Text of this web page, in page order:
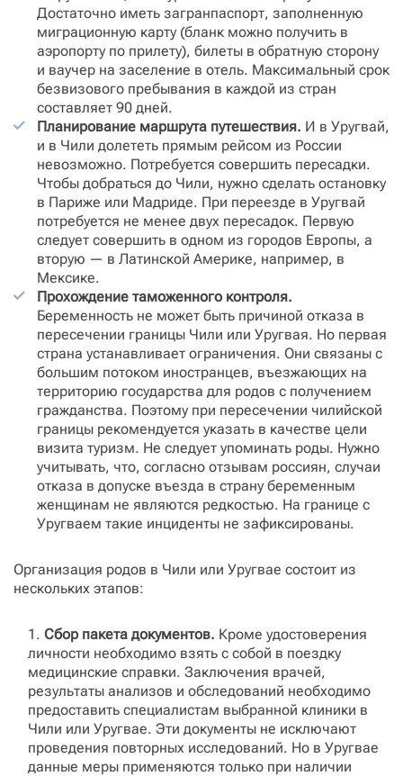
Достаточно иметь загранпаспорт, заполненную
миграционную карту (бланк можно получить в
аэропорту по прилету), билеты в обратную сторону
и ваучер на заселение в отель. Максимальный срок
безвизового пребывания в каждой из стран
составляет 90 дней.
Планирование маршрута путешествия. И в Уругвай,
и в Чили долететь прямым рейсом из России
невозможно. Потребуется совершить пересадки.
Чтобы добраться до Чили, нужно сделать остановку
в Париже или Мадриде. При переезде в Уругвай
потребуется не менее двух пересадок. Первую
следует совершить в одном из городов Европы, а
вторую — в Латинской Америке, например, в
Мексике.
Прохождение таможенного контроля.
Беременность не может быть причиной отказа в
пересечении границы Чили или Уругвая. Но первая
страна устанавливает ограничения. Они связаны с
большим потоком иностранцев, въезжающих на
территорию государства для родов с получением
гражданства. Поэтому при пересечении чилийской
границы рекомендуется указать в качестве цели
визита туризм. Не следует упоминать роды. Нужно
учитывать, что, согласно отзывам россиян, случаи
отказа в допуске въезда в страну беременным
женщинам не являются редкостью. На границе с
Уругваем такие инциденты не зафиксированы.
Организация родов в Чили или Уругвае состоит из
нескольких этапов:
Сбор пакета документов. Кроме удостоверения
личности необходимо взять с собой в поездку
медицинские справки. Заключения врачей,
результаты анализов и обследований необходимо
предоставить специалистам выбранной клиники в
Чили или Уругвае. Эти документы не исключают
проведения повторных исследований. Но в Уругвае
данные меры применяются только при наличии